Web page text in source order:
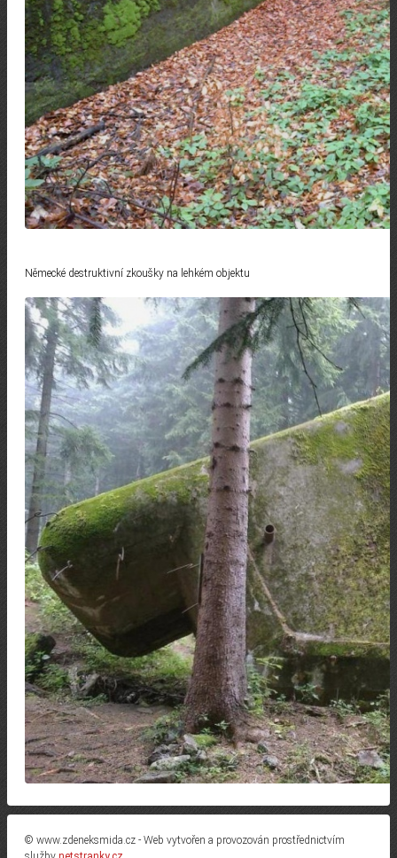
Německé destruktivní zkoušky na lehkém objektu
© www.zdeneksmida.cz - Web vytvořen a provozován prostřednictvím